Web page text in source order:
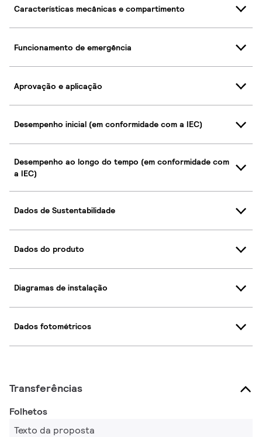
Características mecânicas e compartimento
Funcionamento de emergência
Aprovação e aplicação
Desempenho inicial (em conformidade com a IEC)
Desempenho ao longo do tempo (em conformidade com
a IEC)
Dados de Sustentabilidade
Dados do produto
Diagramas de instalação
Dados fotométricos
Transferências
Folhetos
Texto da proposta